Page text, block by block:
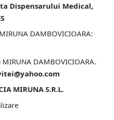
Dispensarului Medical,
DAMBOVICIOARA:
DAMBOVICIOARA.
MIRUNA S.R.L.